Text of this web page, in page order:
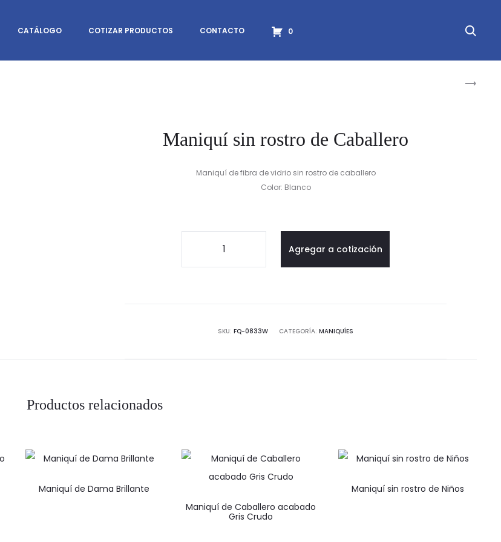
CATÁLOGO COTIZAR PRODUCTOS CONTACTO 0
MANIQUÍ
Maniquí sin rostro de Caballero
Maniquí de fibra de vidrio sin rostro de caballero
Color: Blanco
Maniquí
cantidad
Agregar a cotización
SKU: FQ-0833W CATEGORÍA: MANIQUÍES
Productos relacionados
Maniquí de Dama Brillante
Maniquí de Caballero acabado
Gris Crudo
Maniquí sin rostro de Niños